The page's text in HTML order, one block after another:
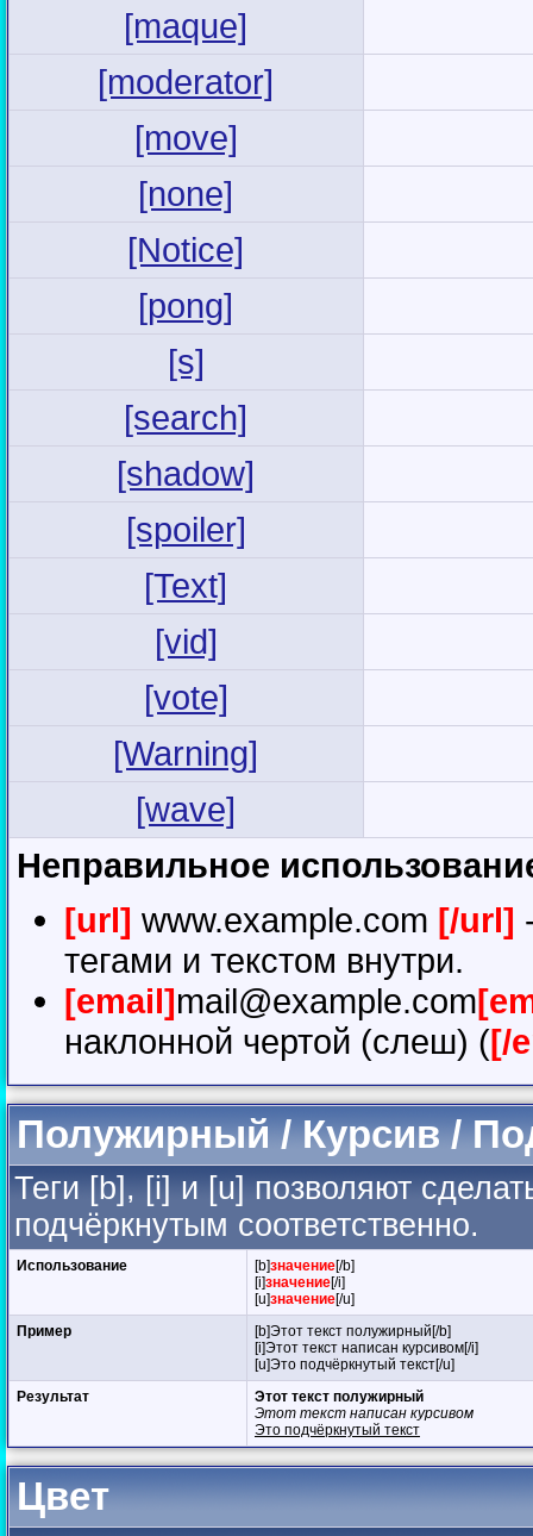
[maque]
[moderator]
[move]
[none]
[Notice]
[pong]
[s]
[search]
[shadow]
[spoiler]
[Text]
[vid]
[vote]
[Warning]
[wave]
Неправильное
[url] www.example.com [/url]
тегами и текстом внутри.
[email]mail@example.com
наклонной чертой (слеш) ([/
Полужирный / Курсив /
Теги [b], [i] и [u] позволяют
подчёркнутым соответственно.
Использование [b]значение[/b]
[i]значение[/i]
[u]значение[/u]
Пример
[b]Этот текст полужирный[/b]
[i]Этот текст написан курсивом[/i]
[u]Это подчёркнутый текст[/u]
Результат
Этот текст полужирный
Этот текст написан курсивом
Это подчёркнутый текст
Цвет